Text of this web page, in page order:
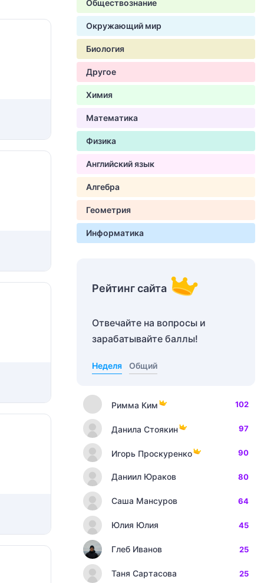
Обществознание
Окружающий мир
Биология
Другое
Химия
Математика
Физика
Английский язык
Алгебра
Геометрия
Информатика
Рейтинг сайта
Отвечайте на вопросы и
зарабатывайте баллы!
Неделя Общий
Римма Ким 102
Данила Стоякин 97
Игорь Проскуренко 90
Даниил Юраков 80
Саша Мансуров 64
Юлия Юлия 45
Глеб Иванов 25
Таня Сартасова 25